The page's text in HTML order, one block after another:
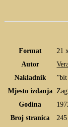
Format
21
Autor
Nakladnik
Mjesto izdanja
Godina
Broj stranica
245